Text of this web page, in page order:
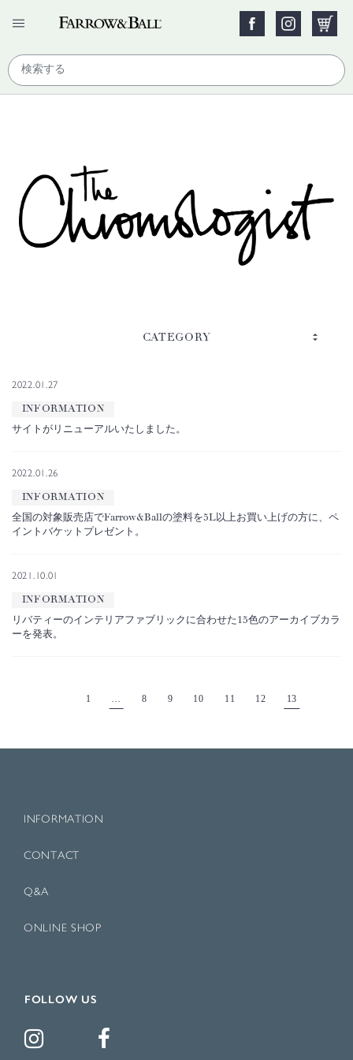
CATEGORY
2022.01.27
INFORMATION
サイトがリニューアルいたしました。
2022.01.26
INFORMATION
全国の対象販売店でFarrow&Ballの塗料を5L以上お買い上げの方に、ペ
イントバケットプレゼント。
2021.10.01
INFORMATION
リバティーのインテリアファブリックに合わせた15色のアーカイブカラ
ーを発表。
1 8 9 10 11 12 13
INFORMATION
CONTACT
Q&A
ONLINE SHOP
FOLLOW US